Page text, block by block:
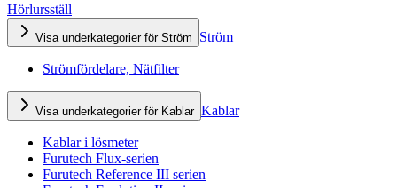
Hörlursställ
Visa underkategorier för Ström Ström
Strömfördelare, Nätfilter
Visa underkategorier för Kablar Kablar
Kablar i lösmeter
Furutech Flux-serien
Furutech Reference III serien